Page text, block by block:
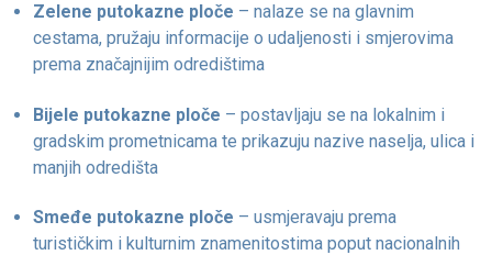
Zelene putokazne ploče – nalaze se na glavnim
cestama, pružaju informacije o udaljenosti i smjerovima
prema značajnijim odredištima
Bijele putokazne ploče – postavljaju se na lokalnim i
gradskim prometnicama te prikazuju nazive naselja, ulica i
manjih odredišta
Smeđe putokazne ploče – usmjeravaju prema
turističkim i kulturnim znamenitostima poput nacionalnih